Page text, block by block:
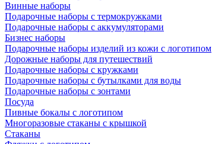
Винные наборы
Подарочные наборы с термокружками
Подарочные наборы с аккумуляторами
Бизнес наборы
Подарочные наборы изделий из кожи с логотипом
Дорожные наборы для путешествий
Подарочные наборы с кружками
Подарочные наборы с бутылками для воды
Подарочные наборы с зонтами
Посуда
Пивные бокалы с логотипом
Многоразовые стаканы с крышкой
Стаканы